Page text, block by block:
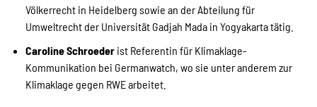
english
Indonesian
Völkerrecht in Heidelberg sowie an der Abteilung für
Umweltrecht der Universität Gadjah Mada in Yogyakarta tätig.
Caroline Schroeder ist Referentin für Klimaklage-
Kommunikation bei Germanwatch, wo sie unter anderem zur
Klimaklage gegen RWE arbeitet.